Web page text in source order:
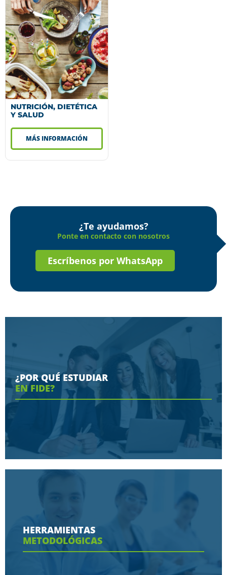
NUTRICIÓN, DIETÉTICA
Y SALUD
MÁS INFORMACIÓN
¿Te ayudamos?
Ponte en contacto con nosotros
Escríbenos por WhatsApp
¿POR QUÉ ESTUDIAR
EN FIDE?
Conoce aquí las razones porque nos eligen
Ver más
HERRAMIENTAS
METODOLÓGICAS